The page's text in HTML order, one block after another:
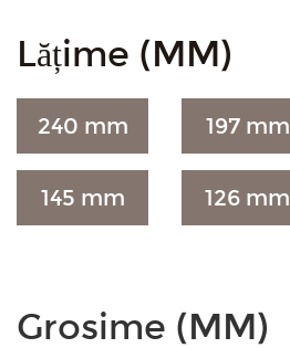
Lățime (MM)
240 mm 197 mm
145 mm 126 mm
Grosime (MM)